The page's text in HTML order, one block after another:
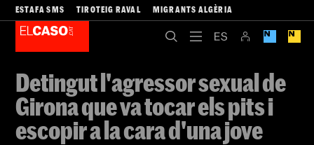
ESTAFA SMS TIROTEIG RAVAL MIGRANTS ALGÈRIA
Detingut l'agressor sexual de
Girona que va tocar els pits i
escopir a la cara d'una jove